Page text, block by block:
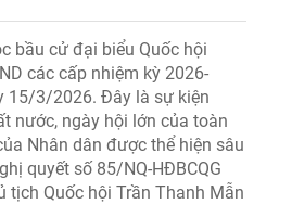
bầu cử đại biểu Quốc hội
các cấp nhiệm kỳ 2026-
15/3/2026. Đây là sự kiện
nước, ngày hội lớn của toàn
Nhân dân được thể hiện sâu
quyết số 85/NQ-HĐBCQG
tịch Quốc hội Trần Thanh Mẫn